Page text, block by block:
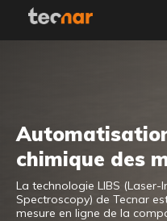
Aller au contenu
chimique des
La technologie LIBS
Spectroscopy) de Tecnar
mesure en ligne de la